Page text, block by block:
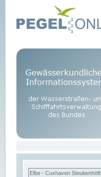
Elbe - Cuxhaven Steubenhöft